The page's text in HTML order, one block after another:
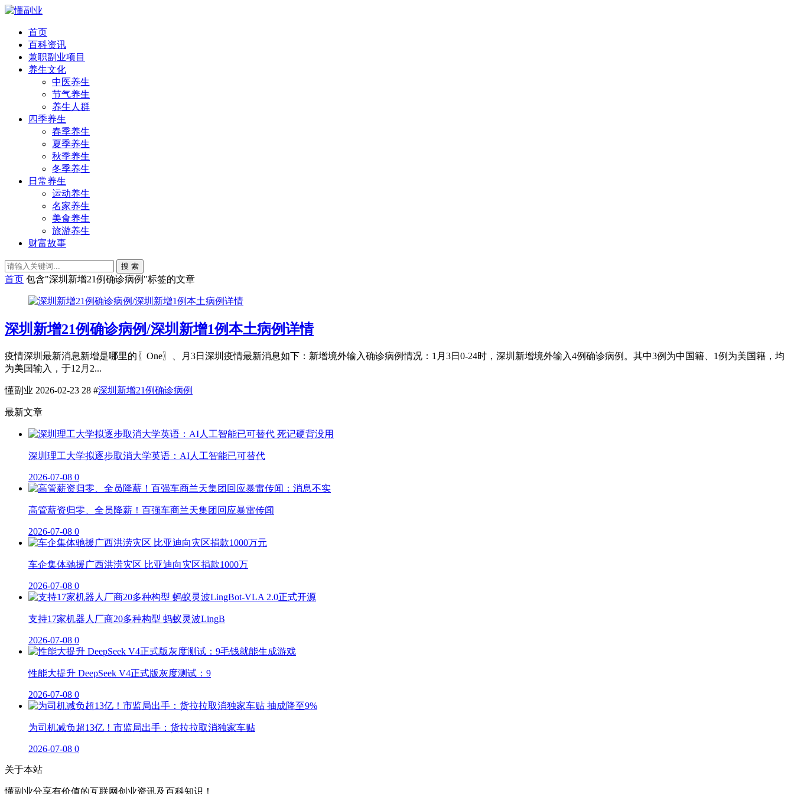
首页
百科资讯
兼职副业项目
养生文化
中医养生
节气养生
养生人群
四季养生
春季养生
夏季养生
秋季养生
冬季养生
日常养生
运动养生
名家养生
美食养生
旅游养生
财富故事
搜 索
首页 包含"深圳新增21例确诊病例"标签的文章
深圳新增21例确诊病例/深圳新增1例本土病例详情
疫情深圳最新消息新增是哪里的〖One〗、月3日深圳疫情最新消息如下：新增境外输入确诊病例情况：1月3日0-24时，深圳新增境外输入4例确诊病例。其中3例为中国籍、1例为美国籍，均
为美国输入，于12月2...
懂副业 2026-02-23 28 #深圳新增21例确诊病例
最新文章
深圳理工大学拟逐步取消大学英语：AI人工智能已可替代
2026-07-08 0
高管薪资归零、全员降薪！百强车商兰天集团回应暴雷传闻
2026-07-08 0
车企集体驰援广西洪涝灾区 比亚迪向灾区捐款1000万
2026-07-08 0
支持17家机器人厂商20多种构型 蚂蚁灵波LingB
2026-07-08 0
性能大提升 DeepSeek V4正式版灰度测试：9
2026-07-08 0
为司机减负超13亿！市监局出手：货拉拉取消独家车贴
2026-07-08 0
关于本站
懂副业分享有价值的互联网创业资讯及百科知识！